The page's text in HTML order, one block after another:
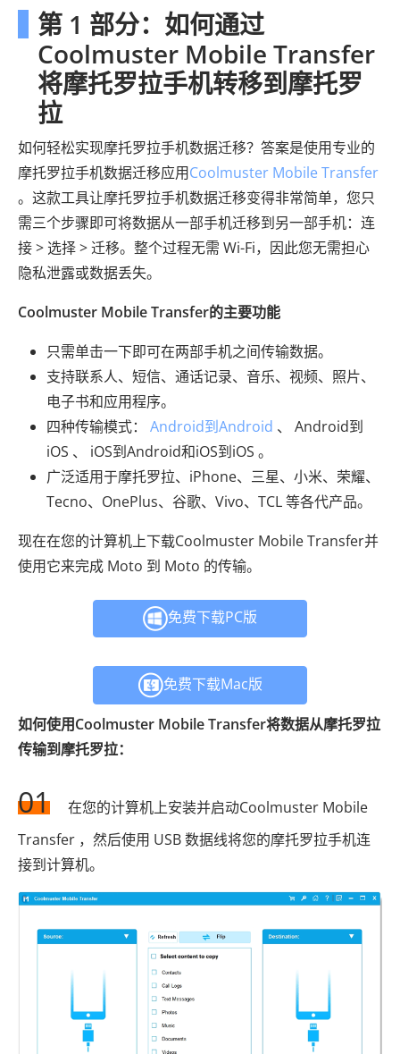
第 1 部分：如何通过
Coolmuster Mobile Transfer
将摩托罗拉手机转移到摩托罗
拉
如何轻松实现摩托罗拉手机数据迁移？答案是使用专业的
摩托罗拉手机数据迁移应用Coolmuster Mobile Transfer
。这款工具让摩托罗拉手机数据迁移变得非常简单，您只
需三个步骤即可将数据从一部手机迁移到另一部手机：连
接 > 选择 > 迁移。整个过程无需 Wi-Fi，因此您无需担心
隐私泄露或数据丢失。
Coolmuster Mobile Transfer的主要功能
只需单击一下即可在两部手机之间传输数据。
支持联系人、短信、通话记录、音乐、视频、照片、
电子书和应用程序。
四种传输模式： Android到Android 、 Android到
iOS 、 iOS到Android和iOS到iOS 。
广泛适用于摩托罗拉、iPhone、三星、小米、荣耀、
Tecno、OnePlus、谷歌、Vivo、TCL 等各代产品。
现在在您的计算机上下载Coolmuster Mobile Transfer并
使用它来完成 Moto 到 Moto 的传输。
免费下载PC版
免费下载Mac版
如何使用Coolmuster Mobile Transfer将数据从摩托罗拉
传输到摩托罗拉：
01
在您的计算机上安装并启动Coolmuster Mobile
Transfer ，然后使用 USB 数据线将您的摩托罗拉手机连
接到计算机。